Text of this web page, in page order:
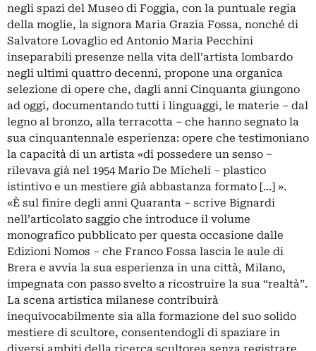
negli spazi del Museo di Foggia, con la puntuale regia
della moglie, la signora Maria Grazia Fossa, nonché di
Salvatore Lovaglio ed Antonio Maria Pecchini
inseparabili presenze nella vita dell’artista lombardo
negli ultimi quattro decenni, propone una organica
selezione di opere che, dagli anni Cinquanta giungono
ad oggi, documentando tutti i linguaggi, le materie – dal
legno al bronzo, alla terracotta – che hanno segnato la
sua cinquantennale esperienza: opere che testimoniano
la capacità di un artista «di possedere un senso –
rilevava già nel 1954 Mario De Micheli – plastico
istintivo e un mestiere già abbastanza formato […] ».
«È sul finire degli anni Quaranta – scrive Bignardi
nell’articolato saggio che introduce il volume
monografico pubblicato per questa occasione dalle
Edizioni Nomos – che Franco Fossa lascia le aule di
Brera e avvia la sua esperienza in una città, Milano,
impegnata con passo svelto a ricostruire la sua “realtà”.
La scena artistica milanese contribuirà
inequivocabilmente sia alla formazione del suo solido
mestiere di scultore, consentendogli di spaziare in